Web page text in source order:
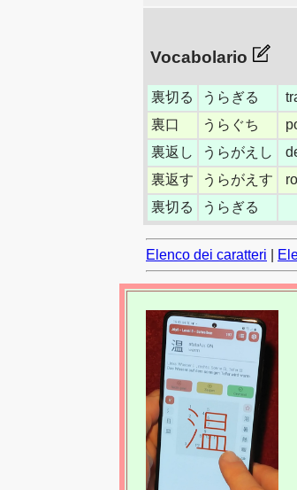
Vocabolario
裏切る うらぎる
裏口
うらぐち
裏返し
うらがえし
裏返す
うらがえす
裏切る
うらぎる
Elenco dei caratteri